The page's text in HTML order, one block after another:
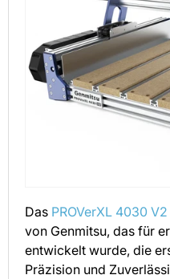
Das PROVerXL 4030 V2
von Genmitsu, das für
entwickelt wurde, die
Präzision und